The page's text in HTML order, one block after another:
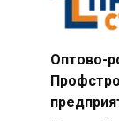
Оптово-